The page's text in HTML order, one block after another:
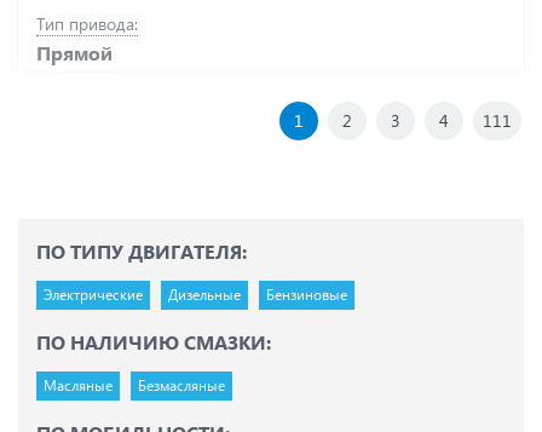
Тип привода:
Прямой
1 2 3 4 111
ПО ТИПУ ДВИГАТЕЛЯ:
Электрические Дизельные Бензиновые
ПО НАЛИЧИЮ СМАЗКИ:
Масляные Безмасляные